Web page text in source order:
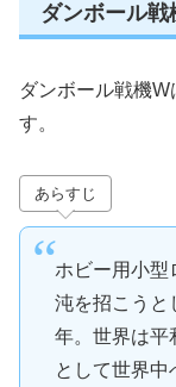
ダンボール戦
ダンボール戦機W
す。
あらすじ
ホビー用小型
沌を招こうと
年。世界は平
として世界